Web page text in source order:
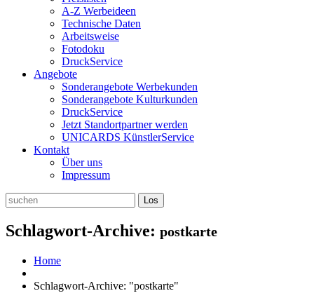
A-Z Werbeideen
Technische Daten
Arbeitsweise
Fotodoku
DruckService
Angebote
Sonderangebote Werbekunden
Sonderangebote Kulturkunden
DruckService
Jetzt Standortpartner werden
UNICARDS KünstlerService
Kontakt
Über uns
Impressum
Schlagwort-Archive: postkarte
Home
Schlagwort-Archive: "postkarte"